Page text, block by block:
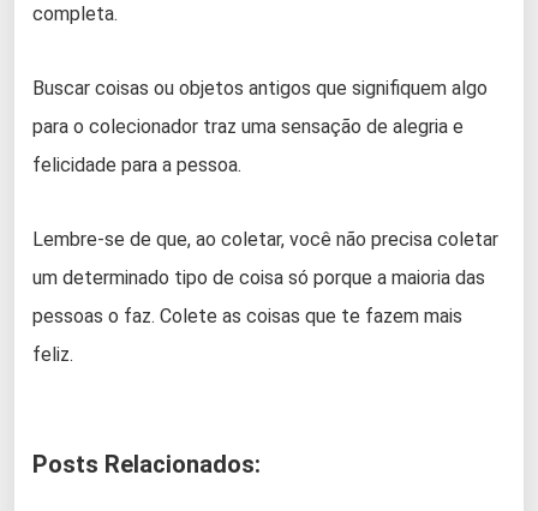
completa.
Buscar coisas ou objetos antigos que signifiquem algo
para o colecionador traz uma sensação de alegria e
felicidade para a pessoa.
Lembre-se de que, ao coletar, você não precisa coletar
um determinado tipo de coisa só porque a maioria das
pessoas o faz. Colete as coisas que te fazem mais
feliz.
Posts Relacionados: